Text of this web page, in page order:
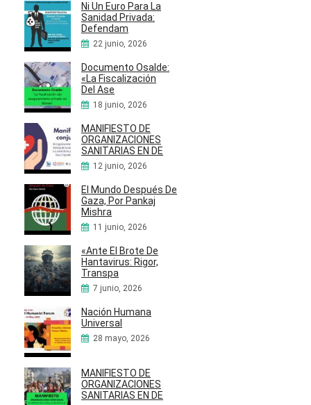
Ni Un Euro Para La
Sanidad Privada:
Defendam
22 junio, 2026
Documento Osalde:
«La Fiscalización
Del Ase
18 junio, 2026
MANIFIESTO DE
ORGANIZACIONES
SANITARIAS EN DE
12 junio, 2026
El Mundo Después De
Gaza, Por Pankaj
Mishra
11 junio, 2026
«Ante El Brote De
Hantavirus: Rigor,
Transpa
7 junio, 2026
Nación Humana
Universal
28 mayo, 2026
MANIFIESTO DE
ORGANIZACIONES
SANITARIAS EN DE